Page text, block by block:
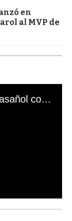
en
al MVP de
El mal momento de Yanina Gasañol con un hincha argentino en "Subrayado"